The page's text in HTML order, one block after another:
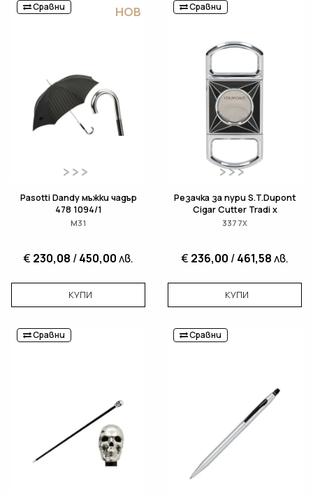
Сравни НОВ
Pasotti Dandy мъжки чадър
478 1094/1
M31
€ 230,08 /450,00лв.
КУПИ
Сравни
Резачка за пури S.T.Dupont
Cigar Cutter Tradi x
3377X
€ 236,00 /461,58лв.
КУПИ
Сравни Сравни